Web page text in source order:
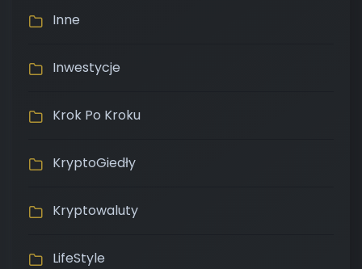
Inne
Inwestycje
Krok Po Kroku
KryptoGiedły
Kryptowaluty
LifeStyle